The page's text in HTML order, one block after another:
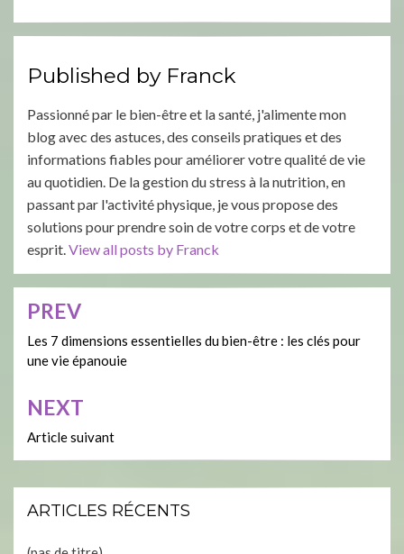
Published by Franck
Passionné par le bien-être et la santé, j'alimente mon
blog avec des astuces, des conseils pratiques et des
informations fiables pour améliorer votre qualité de vie
au quotidien. De la gestion du stress à la nutrition, en
passant par l'activité physique, je vous propose des
solutions pour prendre soin de votre corps et de votre
esprit.View all posts by Franck
Navigation
de
l’article
PREV
Les 7 dimensions essentielles du bien-être : les clés pour
une vie épanouie
NEXT
Article suivant
ARTICLES RÉCENTS